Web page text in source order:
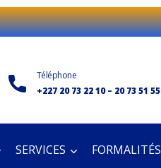
Téléphone
+227 20 73 22 10 – 20 73 51 55
SERVICES FORMALITÉS